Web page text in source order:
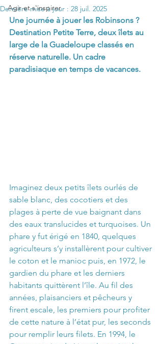
Agir et s'inspirer
Dernière mise à jour : 28 juil. 2025
Une journée à jouer les Robinsons ?
Destination Petite Terre, deux îlets au
large de la Guadeloupe classés en
réserve naturelle. Un cadre
paradisiaque en temps de vacances.
Imaginez deux petits îlets ourlés de
sable blanc, des cocotiers et des
plages à perte de vue baignant dans
des eaux translucides et turquoises. Un
phare y fut érigé en 1840, quelques
agriculteurs s’y installèrent pour cultiver
le coton et le manioc puis, en 1972, le
gardien du phare et les derniers
habitants quittèrent l’île. Au fil des
années, plaisanciers et pêcheurs y
firent escale, les premiers pour profiter
de cette nature à l’état pur, les seconds
pour remplir leurs filets. En 1994, le